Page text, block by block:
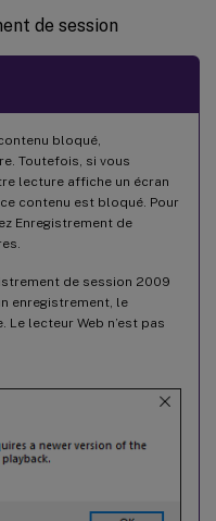
de session
bloqué,
Toutefois, si vous
lecture affiche un écran
contenu est bloqué. Pour
Enregistrement de
de session 2009
enregistrement, le
Le lecteur Web n’est pas